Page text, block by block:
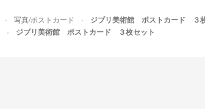
写真/ポストカード ジブリ美術館 ポストカード ３
ジブリ美術館 ポストカード ３枚セット